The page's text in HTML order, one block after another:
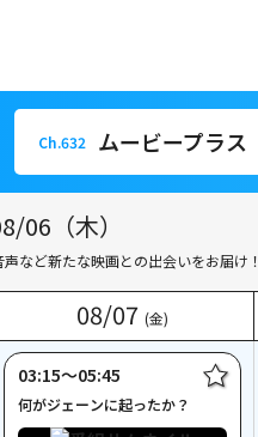
Ch.632 ムービープラス
ムービープラス
06（木）
など新たな映画との出会いをお届け！
08/07 (金)
08/07 (金)
03:15〜05:45
何がジェーンに起ったか？